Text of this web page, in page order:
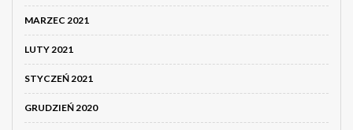
MARZEC 2021
LUTY 2021
STYCZEŃ 2021
GRUDZIEŃ 2020